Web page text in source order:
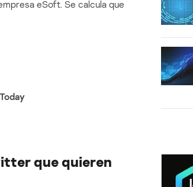
eSoft. Se calcula que
que quieren